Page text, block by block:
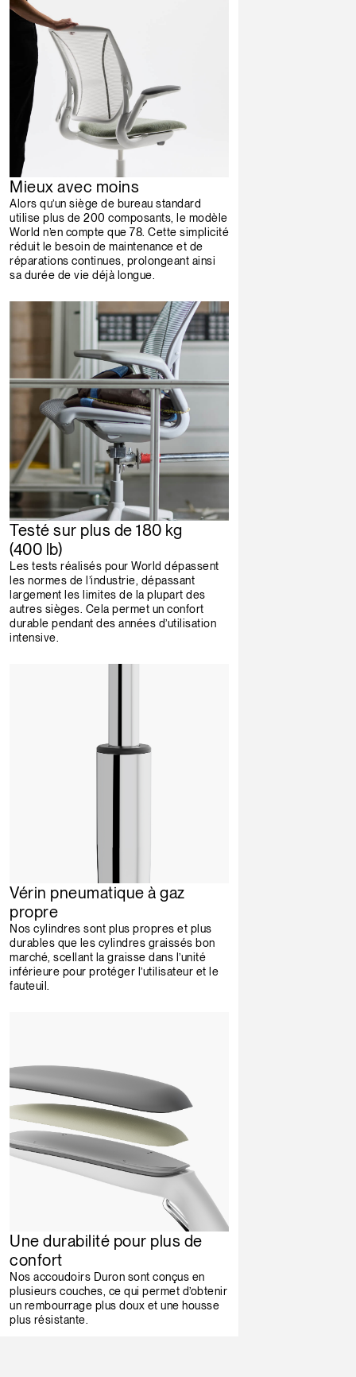
Mieux avec moins
Alors qu’un siège de bureau standard
utilise plus de 200 composants, le modèle
World n’en compte que 78. Cette simplicité
réduit le besoin de maintenance et de
réparations continues, prolongeant ainsi
sa durée de vie déjà longue.
Testé sur plus de 180 kg
(400 lb)
Les tests réalisés pour World dépassent
les normes de l’industrie, dépassant
largement les limites de la plupart des
autres sièges. Cela permet un confort
durable pendant des années d’utilisation
intensive.
Vérin pneumatique à gaz
propre
Nos cylindres sont plus propres et plus
durables que les cylindres graissés bon
marché, scellant la graisse dans l’unité
inférieure pour protéger l’utilisateur et le
fauteuil.
Une durabilité pour plus de
confort
Nos accoudoirs Duron sont conçus en
plusieurs couches, ce qui permet d’obtenir
un rembourrage plus doux et une housse
plus résistante.